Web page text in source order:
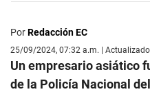
PorRedacción EC
25/09/2024, 07:32 a.m. |
Un empresario asiático
de la Policía Nacional